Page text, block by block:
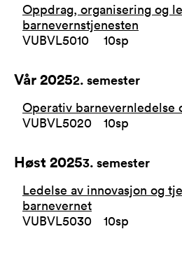
Oppdrag, organisering og
barnevernstjenesten
VUBVL5010
10sp
Vår 20252. semester
Operativ barnevernledelse
VUBVL5020
10sp
Høst 20253. semester
Ledelse av innovasjon og
barnevernet
VUBVL5030
10sp